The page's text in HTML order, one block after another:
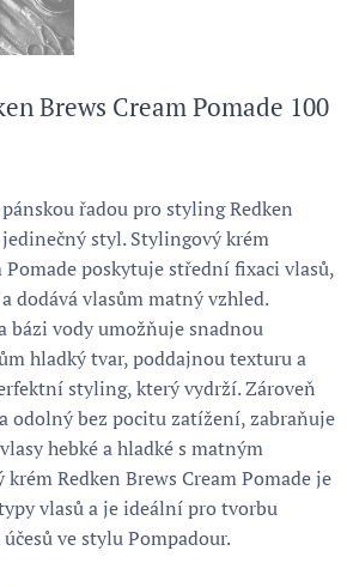
Brews Cream Pomade 100
řadou pro styling Redken
styl. Stylingový krém
Pomade poskytuje střední fixaci vlasů,
dodává vlasům matný vzhled.
bázi vody umožňuje snadnou
hladký tvar, poddajnou texturu a
styling, který vydrží. Zároveň
odolný bez pocitu zatížení, zabraňuje
hebké a hladké s matným
Redken Brews Cream Pomade je
vlasů a je ideální pro tvorbu
ve stylu Pompadour.